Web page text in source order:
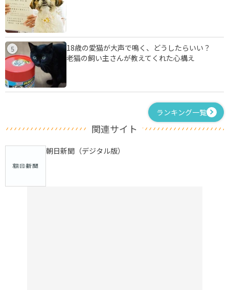
5
18歳の愛猫が大声で鳴く、どうしたらいい？
老猫の飼い主さんが教えてくれた心構え
ランキング一覧
関連サイト
朝日新聞（デジタル版）